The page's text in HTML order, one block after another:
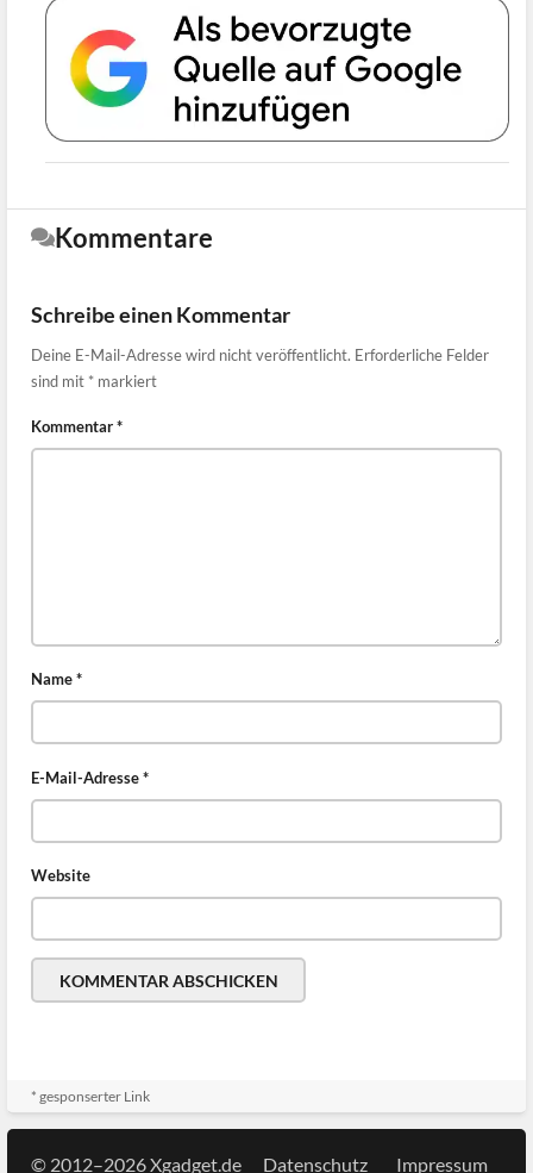
Kommentare
Schreibe einen Kommentar
Deine E-Mail-Adresse wird nicht veröffentlicht. Erforderliche Felder
sind mit * markiert
Kommentar*
Name*
E-Mail-Adresse*
Website
* gesponserter Link
© 2012–2026 Xgadget.de Datenschutz Impressum